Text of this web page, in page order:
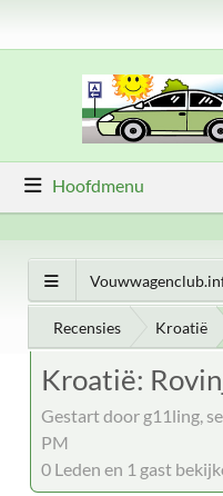
Hoofdmenu
Recensies Kroatië
Kroatië:
Gestart door g11ling,
PM
0 Leden en 1 gast